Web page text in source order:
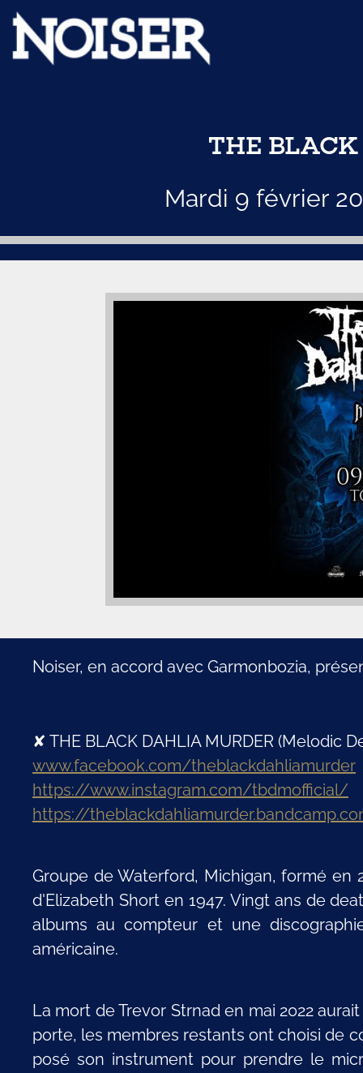
THE
Mardi 9 février
Noiser, en accord avec Garmonbozia,
✘ THE BLACK DAHLIA MURDER (Melodic
www.facebook.com/theblackdahliamurder
https://www.instagram.com/tbdmofficial/
https://
Groupe de Waterford, Michigan, formé
d'Elizabeth Short en 1947. Vingt ans de
albums au compteur et une
américaine.
La mort de Trevor Strnad en mai 2022
porte, les membres restants ont choisi de
posé son instrument pour prendre le